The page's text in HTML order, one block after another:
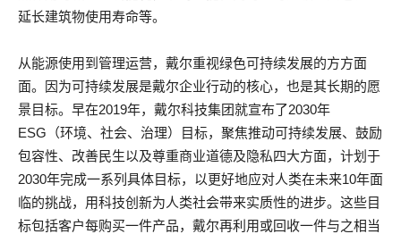
延长建筑物使用寿命等。
从能源使用到管理运营，戴尔重视绿色可持续发展的方方面
面。因为可持续发展是戴尔企业行动的核心，也是其长期的愿
景目标。早在2019年，戴尔科技集团就宣布了2030年
ESG（环境、社会、治理）目标，聚焦推动可持续发展、鼓励
包容性、改善民生以及尊重商业道德及隐私四大方面，计划于
2030年完成一系列具体目标，以更好地应对人类在未来10年面
临的挑战，用科技创新为人类社会带来实质性的进步。这些目
标包括客户每购买一件产品，戴尔再利用或回收一件与之相当